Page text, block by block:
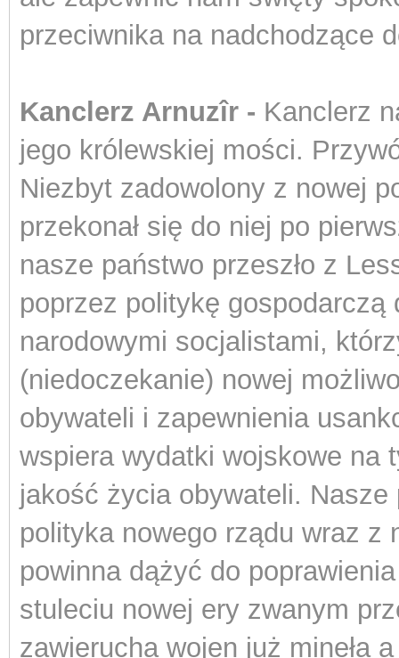
przeciwnika na nadchodzące
Kanclerz Arnuzîr - Kanclerz
jego królewskiej mości.
Niezbyt zadowolony z nowej
przekonał się do niej po
nasze państwo przeszło z
poprzez politykę gospodarczą
narodowymi socjalistami,
(niedoczekanie) nowej
obywateli i zapewnienia
wspiera wydatki wojskowe na
jakość życia obywateli.
polityka nowego rządu wraz z
powinna dążyć do
stuleciu nowej ery zwanym
zawierucha wojen już mineła